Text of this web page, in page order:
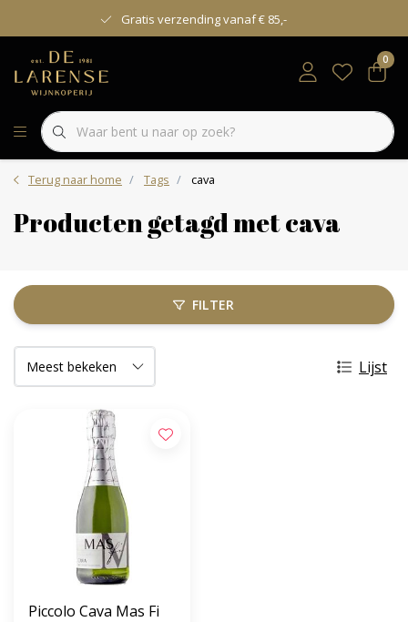
Gratis verzending vanaf € 85,-
0
Terug naar home Tags cava
Producten getagd met cava
FILTER
Lijst
Piccolo Cava Mas Fi